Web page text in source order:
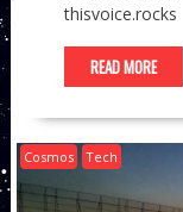
thisvoice.rocks
READ MORE
Cosmos Tech